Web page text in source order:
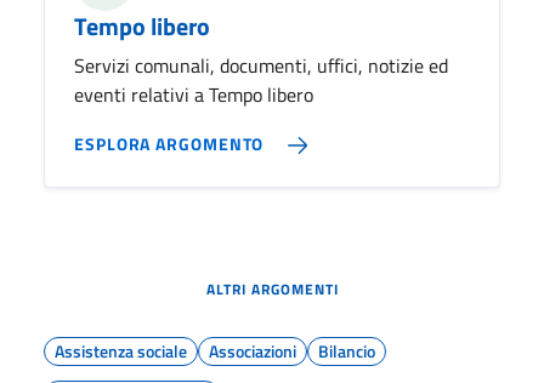
Tempo libero
Servizi comunali, documenti, uffici, notizie ed
eventi relativi a Tempo libero
ESPLORA ARGOMENTO
ALTRI ARGOMENTI
Assistenza sociale Associazioni
Bilancio